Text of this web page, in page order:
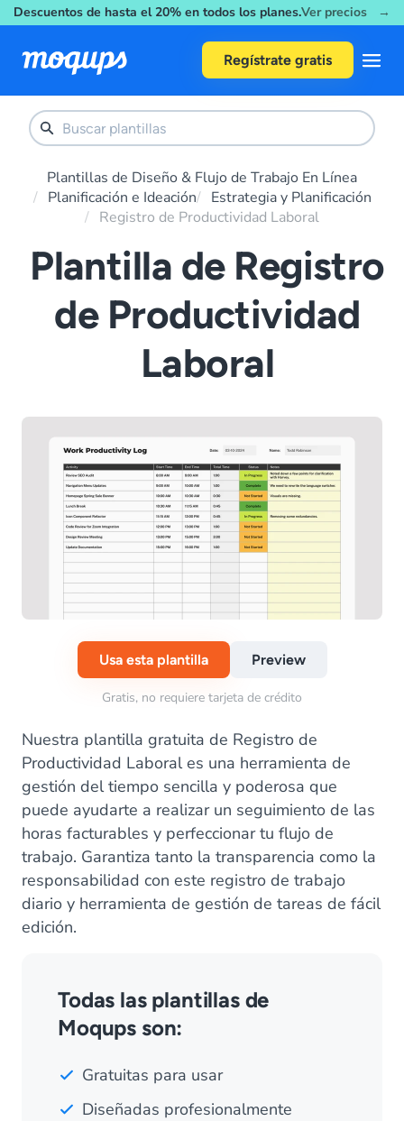
Skip to content
Descuentos de hasta el 20% en todos los planes.Ver precios →
Regístrate gratis
Plantillas de Diseño & Flujo de Trabajo En Línea
Planificación e Ideación
Estrategia y Planificación
Registro de Productividad Laboral
Plantilla de Registro
de Productividad
Laboral
Usa esta plantilla Preview
Gratis, no requiere tarjeta de crédito
Nuestra plantilla gratuita de Registro de
Productividad Laboral es una herramienta de
gestión del tiempo sencilla y poderosa que
puede ayudarte a realizar un seguimiento de las
horas facturables y perfeccionar tu flujo de
trabajo. Garantiza tanto la transparencia como la
responsabilidad con este registro de trabajo
diario y herramienta de gestión de tareas de fácil
edición.
Todas las plantillas de
Moqups son:
Gratuitas para usar
Diseñadas profesionalmente